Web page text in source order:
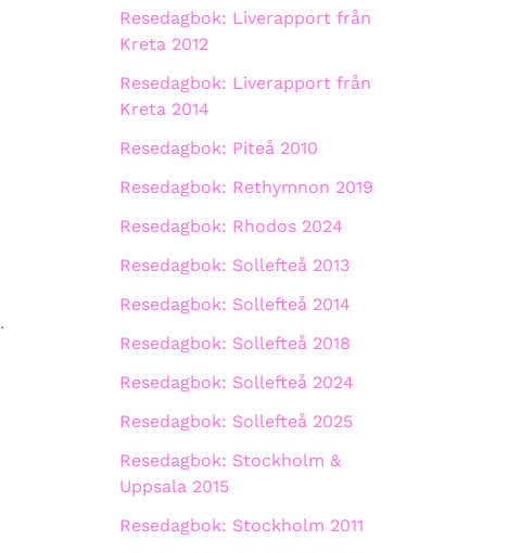
.
Resedagbok: Liverapport från
Kreta 2012
Resedagbok: Liverapport från
Kreta 2014
Resedagbok: Piteå 2010
Resedagbok: Rethymnon 2019
Resedagbok: Rhodos 2024
Resedagbok: Sollefteå 2013
Resedagbok: Sollefteå 2014
Resedagbok: Sollefteå 2018
Resedagbok: Sollefteå 2024
Resedagbok: Sollefteå 2025
Resedagbok: Stockholm &
Uppsala 2015
Resedagbok: Stockholm 2011